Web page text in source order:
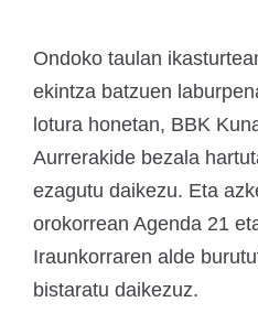
Ondoko taulan
ekintza batzuen
lotura honetan, BBK
Aurrerakide bezala
ezagutu daikezu. Eta
orokorrean Agenda 21
Iraunkorraren alde
bistaratu daikezuz.